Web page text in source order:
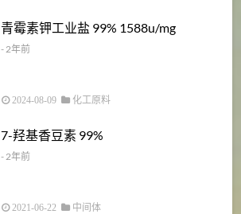
青霉素钾工业盐 99% 1588u/mg
- 2年前
2024-08-09 化工原料
7-羟基香豆素 99%
- 2年前
2021-06-22 中间体